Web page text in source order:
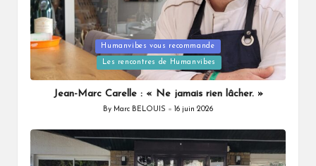
Posted
Humanvibes vous recommande
Les rencontres de Humanvibes
Jean-Marc Carelle : « Ne jamais rien lâcher. »
Posted
By Marc BELOUIS 16 juin 2026